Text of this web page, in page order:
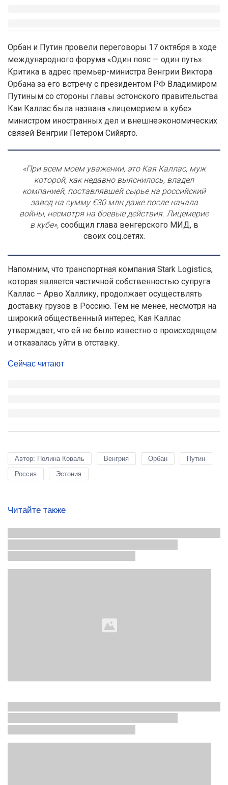
Орбан и Путин провели переговоры 17 октября в ходе
международного форума «Один пояс — один путь».
Критика в адрес премьер-министра Венгрии Виктора
Орбана за его встречу с президентом РФ Владимиром
Путиным со стороны главы эстонского правительства
Каи Каллас была названа «лицемерием в кубе»
министром иностранных дел и внешнеэкономических
связей Венгрии Петером Сийярто.
«При всем моем уважении, это Кая Каллас, муж
которой, как недавно выяснилось, владел
компанией, поставлявшей сырье на российский
завод на сумму €30 млн даже после начала
войны, несмотря на боевые действия. Лицемерие
в кубе»,сообщил глава венгерского МИД, в
своих соц.сетях.
Напомним, что транспортная компания Stark Logistics,
которая является частичной собственностью супруга
Каллас – Арво Халлику, продолжает осуществлять
доставку грузов в Россию. Тем не менее, несмотря на
широкий общественный интерес, Кая Каллас
утверждает, что ей не было известно о происходящем
и отказалась уйти в отставку.
Сейчас читают
Автор: Полина Коваль Венгрия Орбан
Путин
Россия
Эстония
Читайте также